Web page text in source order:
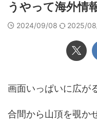
うやって海外情
2024/09/08 2025/
画面いっぱいに広が
合間から山頂を覗か